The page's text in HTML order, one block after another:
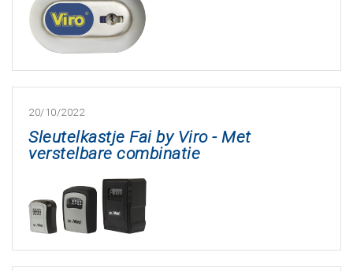
20/10/2022
Sleutelkastje Fai by Viro - Met
verstelbare combinatie